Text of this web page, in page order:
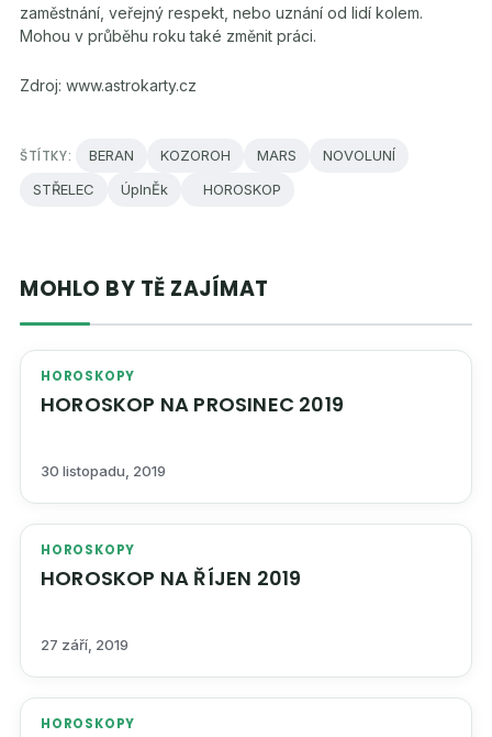
zaměstnání, veřejný respekt, nebo uznání od lidí kolem.
Mohou v průběhu roku také změnit práci.
Zdroj: www.astrokarty.cz
ŠTÍTKY: BERAN KOZOROH MARS
NOVOLUNÍ
STŘELEC
ÚplnĚk HOROSKOP
MOHLO BY TĚ ZAJÍMAT
HOROSKOPY
HOROSKOP NA PROSINEC 2019
30 listopadu, 2019
HOROSKOPY
HOROSKOP NA ŘÍJEN 2019
27 září, 2019
HOROSKOPY